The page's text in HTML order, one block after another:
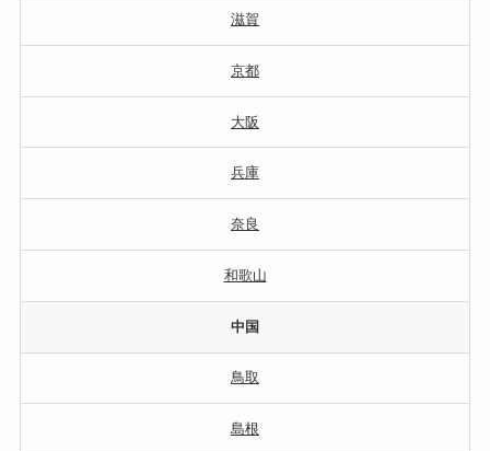
滋賀
京都
大阪
兵庫
奈良
和歌山
中国
鳥取
島根